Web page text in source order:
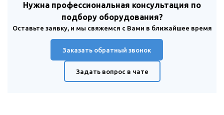
Нужна профессиональная консультация по
подбору оборудования?
Оставьте заявку, и мы свяжемся с Вами в ближайшее время
Заказать обратный звонок
Задать вопрос в чате